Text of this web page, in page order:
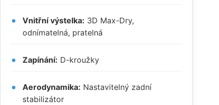
Vnitřní výstelka: 3D Max-Dry,
odnímatelná, pratelná
Zapínání: D-kroužky
Aerodynamika: Nastavitelný zadní
stabilizátor